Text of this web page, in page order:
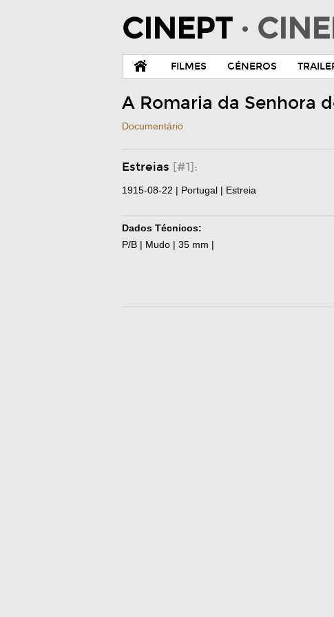
CINEPT ·
FILMES GÉNEROS
A Romaria da Senhora
Documentário
Estreias [#1]:
1915-08-22 | Portugal | Estreia
Dados Técnicos:
P/B | Mudo | 35 mm |